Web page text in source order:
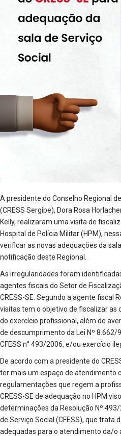
A presidente do Conselho Regional
(CRESS Sergipe), Dora Rosa
Kelly, realizaram uma visita de
Hospital de Polícia Militar (HPM),
verificar as novas adequações da
notificação deste Regional.
As irregularidades foram
agentes fiscais do Setor de
CRESS-SE. Segundo a agente fiscal
visitas tem o objetivo de fiscalizar as
do exercício profissional, além de
de descumprimento da Lei Nº 8.662/
CFESS n° 493/2006, e/ou exercício
De acordo com a presidente do
ter mais um espaço de atendimento
regulamentações que regem a
CRESS-SE de adequação no HPM
determinações da Resolução Nº 493/
de Serviço Social (CFESS), que trata
adequadas para o atendimento da/o